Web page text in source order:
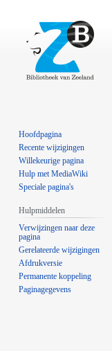
Hoofdpagina
Recente wijzigingen
Willekeurige pagina
Hulp met MediaWiki
Speciale pagina's
Hulpmiddelen
Verwijzingen naar deze
pagina
Gerelateerde wijzigingen
Afdrukversie
Permanente koppeling
Paginagegevens